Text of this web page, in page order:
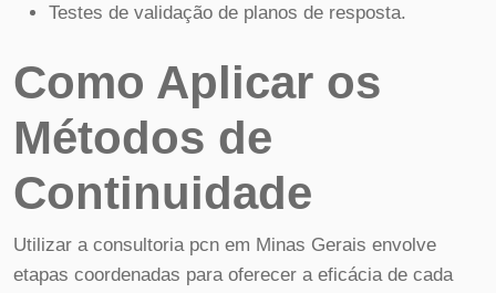
Testes de validação de planos de resposta.
Como Aplicar os
Métodos de
Continuidade
Utilizar a consultoria pcn em Minas Gerais envolve
etapas coordenadas para oferecer a eficácia de cada